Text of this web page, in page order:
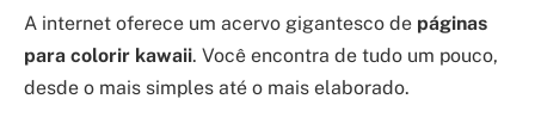
A internet oferece um acervo gigantesco de páginas
para colorir kawaii. Você encontra de tudo um pouco,
desde o mais simples até o mais elaborado.